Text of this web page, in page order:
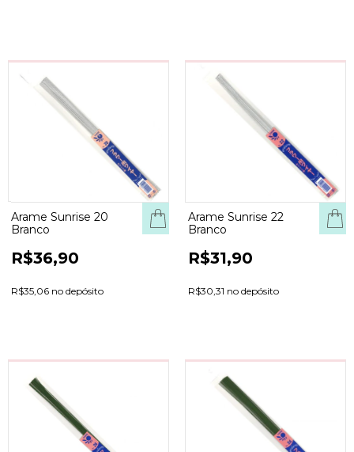
Arame Sunrise 20
Branco
R$36,90
R$35,06 no depósito
Arame Sunrise 22
Branco
R$31,90
R$30,31 no depósito